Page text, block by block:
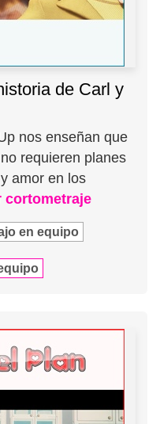
de Carl y
nos enseñan que
requieren planes
amor en los
cortometraje
en equipo